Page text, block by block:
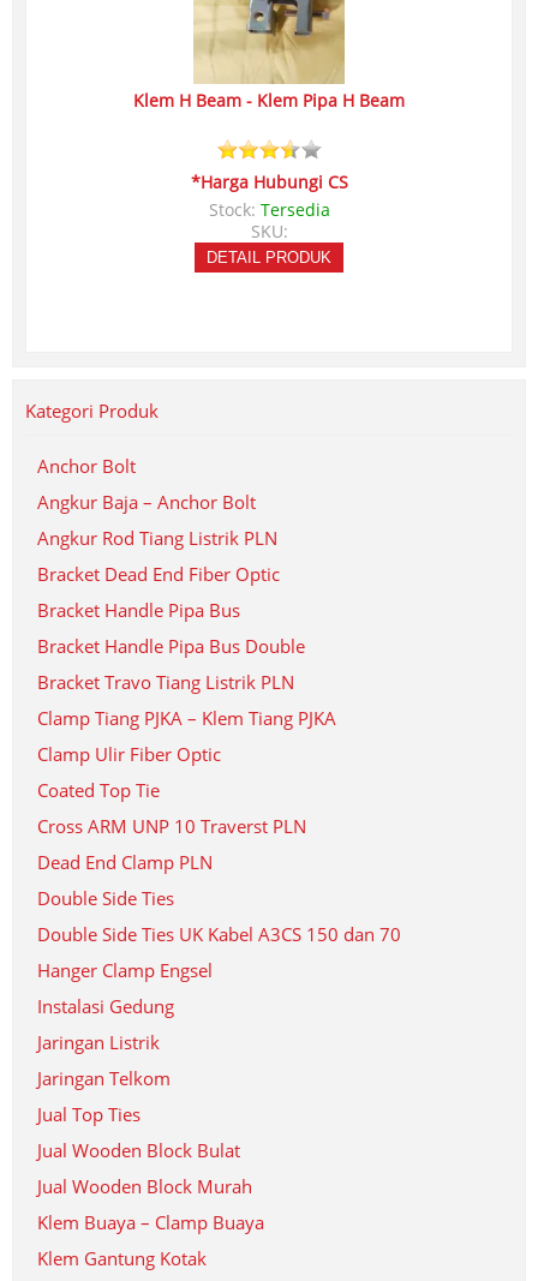
Klem H Beam - Klem Pipa H Beam
*Harga Hubungi CS
Stock: Tersedia
SKU:
DETAIL PRODUK
Kategori Produk
Anchor Bolt
Angkur Baja – Anchor Bolt
Angkur Rod Tiang Listrik PLN
Bracket Dead End Fiber Optic
Bracket Handle Pipa Bus
Bracket Handle Pipa Bus Double
Bracket Travo Tiang Listrik PLN
Clamp Tiang PJKA – Klem Tiang PJKA
Clamp Ulir Fiber Optic
Coated Top Tie
Cross ARM UNP 10 Traverst PLN
Dead End Clamp PLN
Double Side Ties
Double Side Ties UK Kabel A3CS 150 dan 70
Hanger Clamp Engsel
Instalasi Gedung
Jaringan Listrik
Jaringan Telkom
Jual Top Ties
Jual Wooden Block Bulat
Jual Wooden Block Murah
Klem Buaya – Clamp Buaya
Klem Gantung Kotak